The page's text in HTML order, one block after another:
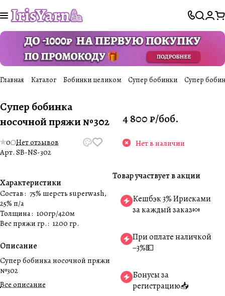
Главная Каталог Бобинки целиком Супер бобинки Супер
Супер бобинка
носочной пряжи №302
0 Нет отзывов
Арт. SB-NS-302
Характеристики
Состав: 75% шерсть superwash,
25% п/а
Толщина: 100гр/420м
Вес пряжи гр.: 1200 гр.
Описание
Супер бобинка носочной пряжи
№302
Все описание
4 800 ₽/боб.
Нет в наличии
Товар участвует в акции
Кешбэк 3% Ирисками
за каждый заказ🍬
При оплате наличкой
−3%💵
Бонусы за
регистрацию📥